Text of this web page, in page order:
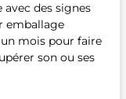
des signes
emballage
mois pour faire
son ou ses